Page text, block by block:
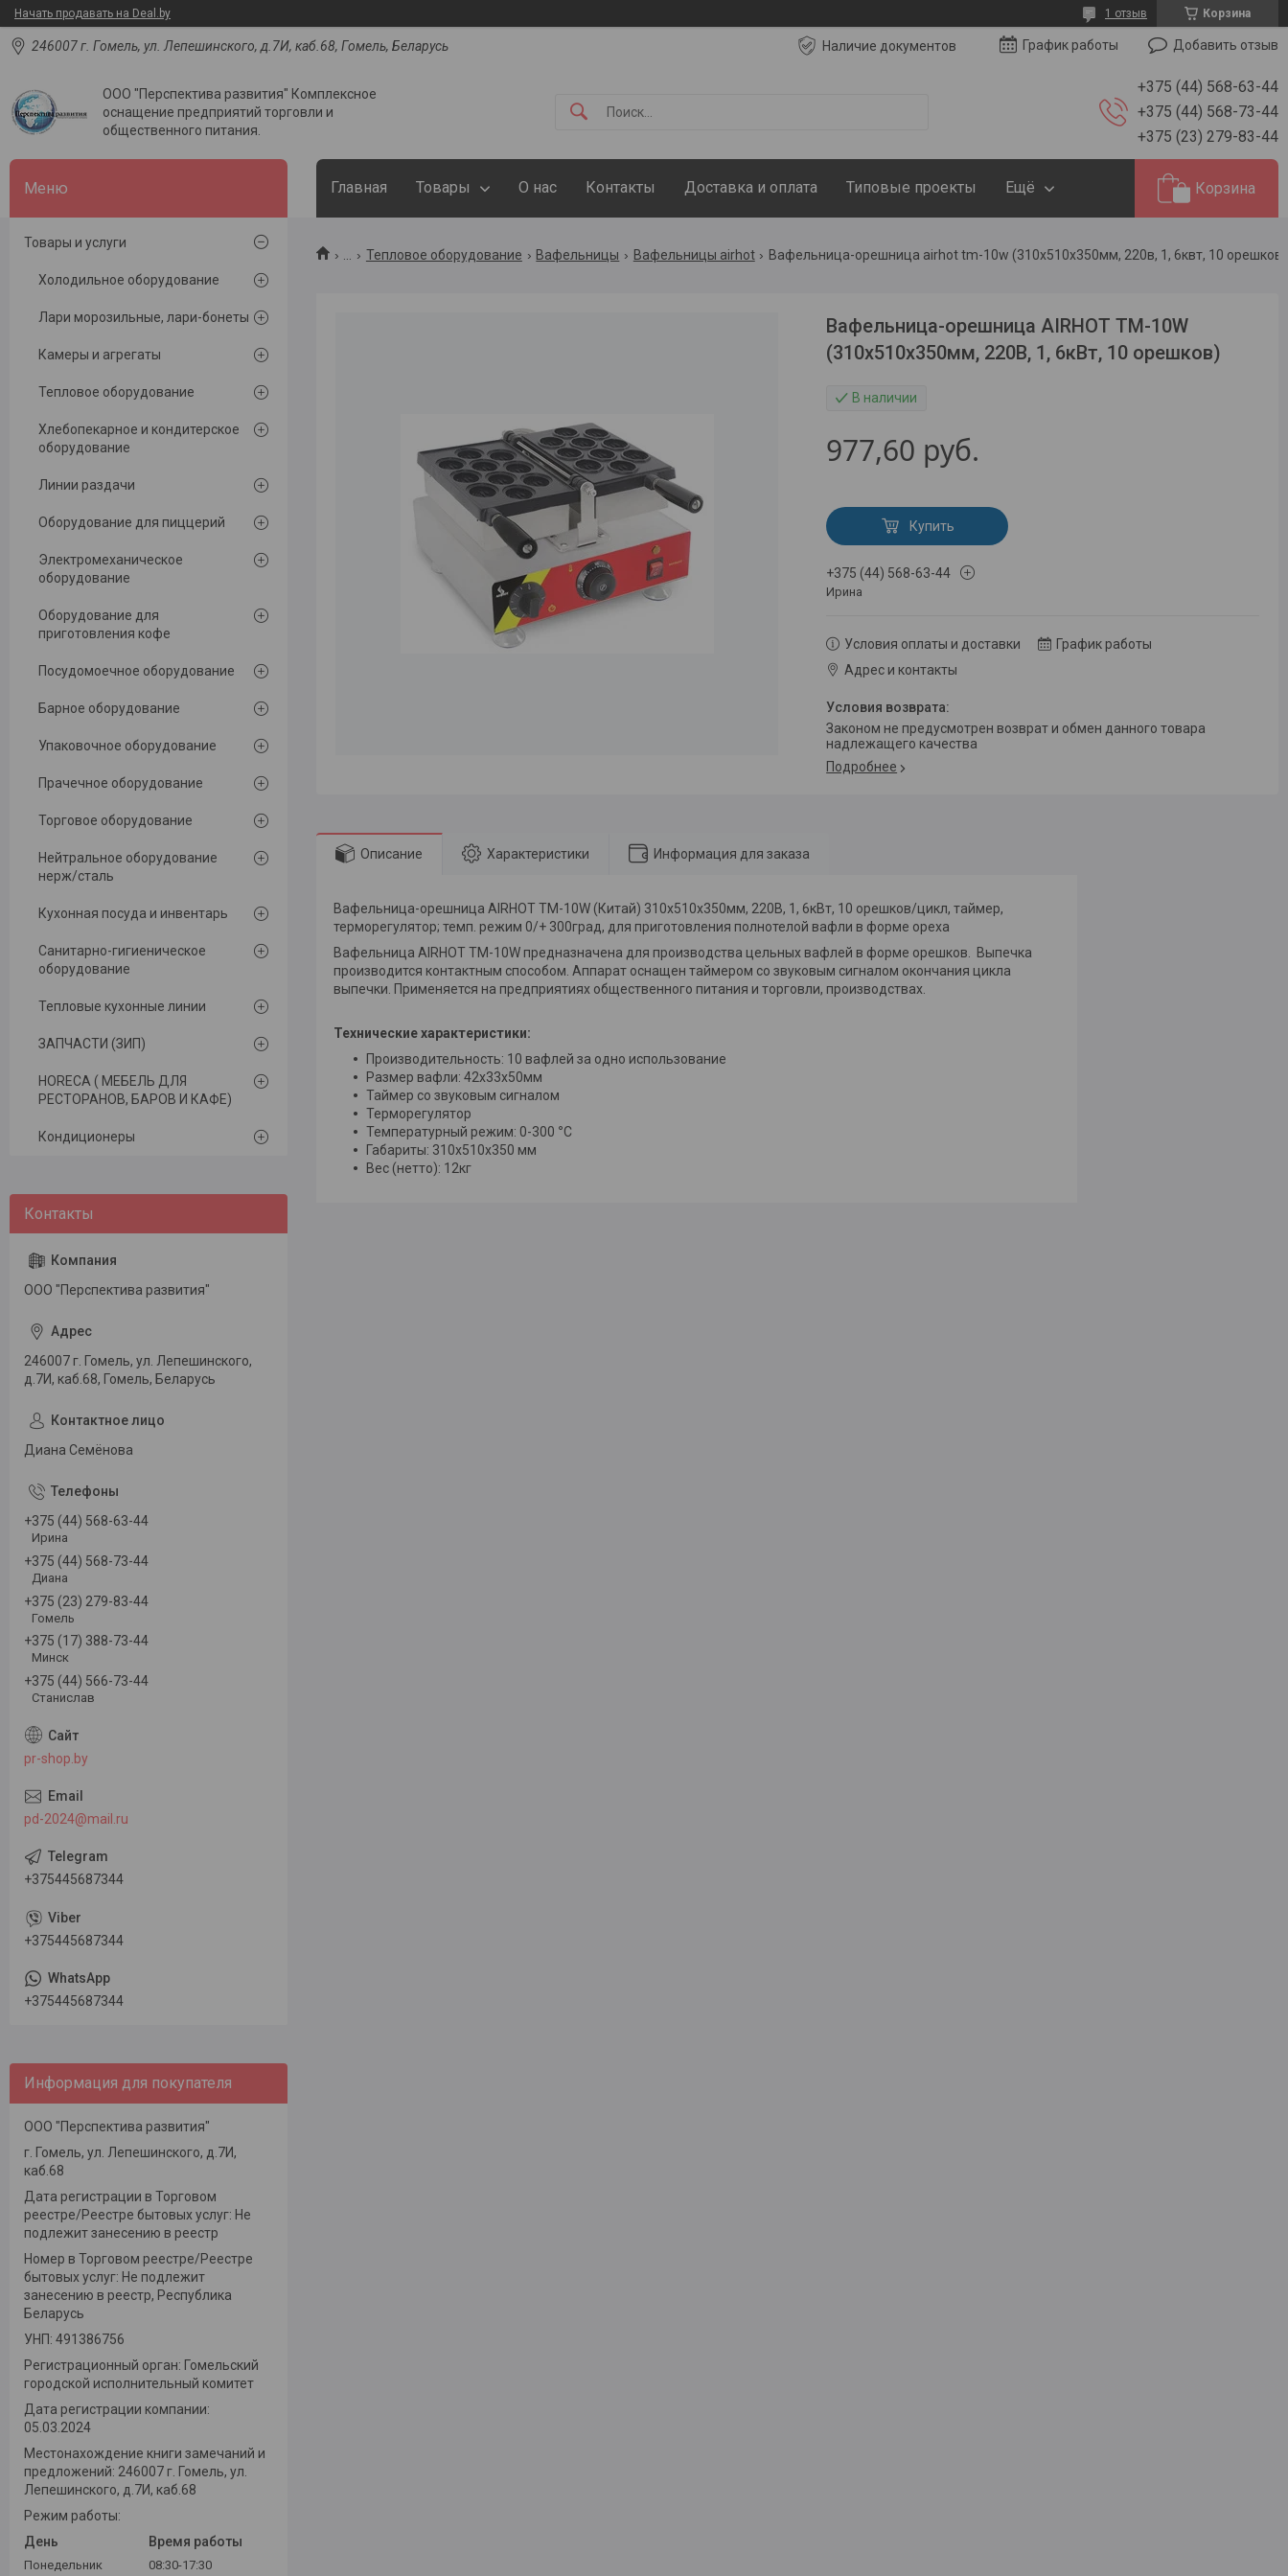
Начать продавать на Deal.by Корзина
1 отзыв
246007 г. Гомель, ул. Лепешинского, д.7И, каб.68, Гомель, Беларусь Наличие документов График работы Добавить отзыв
ООО "Перспектива развития" Комплексное
оснащение предприятий торговли и
общественного питания.
+375 (44) 568-63-44
+375 (44) 568-73-44
+375 (23) 279-83-44
Главная Товары О нас Контакты Доставка и оплата Типовые проекты Ещё Корзина
... Тепловое оборудование Вафельницы Вафельницы airhot Вафельница-орешница airhot tm-10w (310х510х350мм, 220в, 1, 6квт, 10 орешков)
Вафельница-орешница AIRHOT TM-10W
(310х510х350мм, 220В, 1, 6кВт, 10 орешков)
В наличии
977,60 руб.
Купить
+375 (44) 568-63-44
Ирина
Условия оплаты и доставки
График работы
Адрес и контакты
Законом не предусмотрен возврат и обмен данного товара
надлежащего качества
Подробнее
Описание Характеристики Информация для заказа
Вафельница-орешница AIRHOT TM-10W (Китай) 310х510х350мм, 220В, 1, 6кВт, 10 орешков/цикл, таймер,
терморегулятор; темп. режим 0/+ 300град, для приготовления полнотелой вафли в форме ореха
Вафельница AIRHOT TM-10W предназначена для производства цельных вафлей в форме орешков. Выпечка
производится контактным способом. Аппарат оснащен таймером со звуковым сигналом окончания цикла
выпечки. Применяется на предприятиях общественного питания и торговли, производствах.
Технические характеристики:
Производительность: 10 вафлей за одно использование
Размер вафли: 42х33х50мм
Таймер со звуковым сигналом
Терморегулятор
Температурный режим: 0-300 °C
Габариты: 310х510х350 мм
Вес (нетто): 12кг
Товары и услуги
Холодильное оборудование
Лари морозильные, лари-бонеты
Камеры и агрегаты
Тепловое оборудование
Хлебопекарное и кондитерское
оборудование
Линии раздачи
Оборудование для пиццерий
Электромеханическое
оборудование
Оборудование для
приготовления кофе
Посудомоечное оборудование
Барное оборудование
Упаковочное оборудование
Прачечное оборудование
Торговое оборудование
Нейтральное оборудование
нерж/сталь
Кухонная посуда и инвентарь
Санитарно-гигиеническое
оборудование
Тепловые кухонные линии
ЗАПЧАСТИ (ЗИП)
HORECA ( МЕБЕЛЬ ДЛЯ
РЕСТОРАНОВ, БАРОВ И КАФЕ)
Кондиционеры
ООО "Перспектива развития"
246007 г. Гомель, ул. Лепешинского,
д.7И, каб.68, Гомель, Беларусь
Диана Семёнова
+375 (44) 568-63-44
Ирина
+375 (44) 568-73-44
Диана
+375 (23) 279-83-44
Гомель
+375 (17) 388-73-44
Минск
+375 (44) 566-73-44
Станислав
pr-shop.by
pd-2024@mail.ru
+375445687344
+375445687344
+375445687344
Информация для покупателя
ООО "Перспектива развития"
г. Гомель, ул. Лепешинского, д.7И,
каб.68
Дата регистрации в Торговом
реестре/Реестре бытовых услуг: Не
подлежит занесению в реестр
Номер в Торговом реестре/Реестре
бытовых услуг: Не подлежит
занесению в реестр, Республика
Беларусь
УНП: 491386756
Регистрационный орган: Гомельский
городской исполнительный комитет
Дата регистрации компании:
05.03.2024
Местонахождение книги замечаний и
предложений: 246007 г. Гомель, ул.
Лепешинского, д.7И, каб.68
Режим работы:
День
Время работы
Понедельник 08:30-17:30